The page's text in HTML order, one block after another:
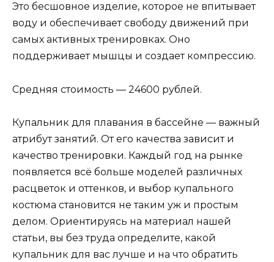
Это бесшовное изделие, которое не впитывает
воду и обеспечивает свободу движений при
самых активных тренировках. Оно
поддерживает мышцы и создает компрессию.
Средняя стоимость — 24600 рублей.
Купальник для плавания в бассейне — важный
атрибут занятий. От его качества зависит и
качество тренировки. Каждый год на рынке
появляется всё больше моделей различных
расцветок и оттенков, и выбор купального
костюма становится не таким уж и простым
делом. Ориентируясь на материал нашей
статьи, вы без труда определите, какой
купальник для вас лучше и на что обратить